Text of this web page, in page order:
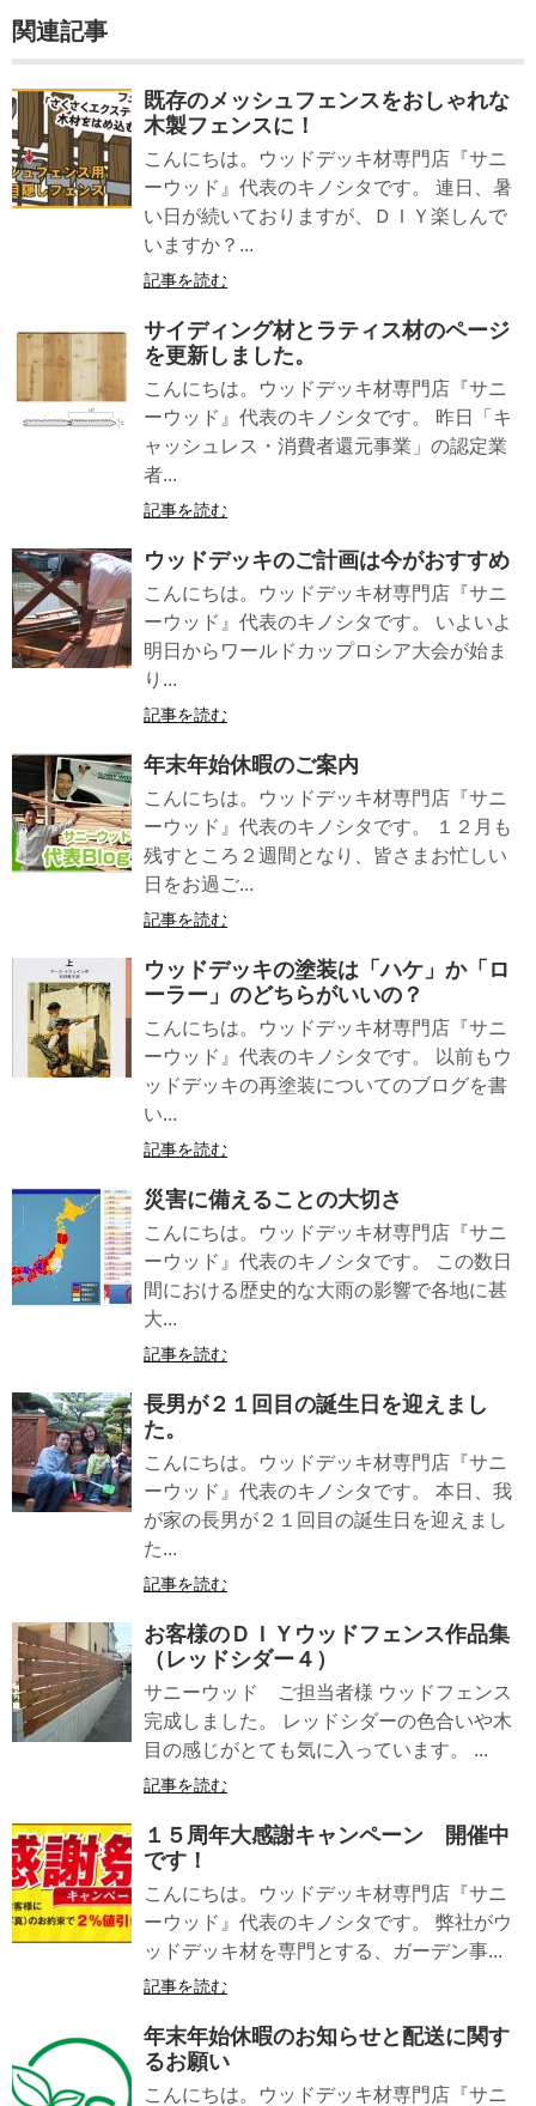
関連記事
既存のメッシュフェンスをおしゃれな
木製フェンスに！
こんにちは。ウッドデッキ材専門店『サニ
ーウッド』代表のキノシタです。 連日、暑
い日が続いておりますが、ＤＩＹ楽しんで
いますか？...
記事を読む
サイディング材とラティス材のページ
を更新しました。
こんにちは。ウッドデッキ材専門店『サニ
ーウッド』代表のキノシタです。 昨日「キ
ャッシュレス・消費者還元事業」の認定業
者...
記事を読む
ウッドデッキのご計画は今がおすすめ
こんにちは。ウッドデッキ材専門店『サニ
ーウッド』代表のキノシタです。 いよいよ
明日からワールドカップロシア大会が始ま
り...
記事を読む
年末年始休暇のご案内
こんにちは。ウッドデッキ材専門店『サニ
ーウッド』代表のキノシタです。 １２月も
残すところ２週間となり、皆さまお忙しい
日をお過ご...
記事を読む
ウッドデッキの塗装は「ハケ」か「ロ
ーラー」のどちらがいいの？
こんにちは。ウッドデッキ材専門店『サニ
ーウッド』代表のキノシタです。 以前もウ
ッドデッキの再塗装についてのブログを書
い...
記事を読む
災害に備えることの大切さ
こんにちは。ウッドデッキ材専門店『サニ
ーウッド』代表のキノシタです。 この数日
間における歴史的な大雨の影響で各地に甚
大...
記事を読む
長男が２１回目の誕生日を迎えまし
た。
こんにちは。ウッドデッキ材専門店『サニ
ーウッド』代表のキノシタです。 本日、我
が家の長男が２１回目の誕生日を迎えまし
た...
記事を読む
お客様のＤＩＹウッドフェンス作品集
（レッドシダー４）
サニーウッド ご担当者様 ウッドフェンス
完成しました。 レッドシダーの色合いや木
目の感じがとても気に入っています。 ...
記事を読む
１５周年大感謝キャンペーン 開催中
です！
こんにちは。ウッドデッキ材専門店『サニ
ーウッド』代表のキノシタです。 弊社がウ
ッドデッキ材を専門とする、ガーデン事...
記事を読む
年末年始休暇のお知らせと配送に関す
るお願い
こんにちは。ウッドデッキ材専門店『サニ